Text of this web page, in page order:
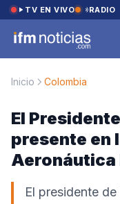
Saltar al contenido
TV EN VIVO RADIO
Inicio Colombia
El
presente en
Aeronáutica
El presidente